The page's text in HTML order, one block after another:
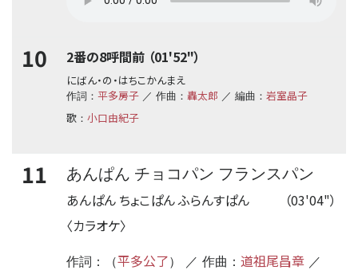
10 2番の8呼間前 （01'52"）
にばん・の・はちこかんまえ
作詞： 平多房子 ／ 作曲： 轟太郎 ／ 編曲： 岩室晶子
歌 ： 小口由紀子
11
あんぱん チョコパン フランスパン
（03'04"）
あんぱん ちょこぱん ふらんすぱん
〈カラオケ〉
作詞：（平多公了） ／ 作曲： 道祖尾昌章 ／